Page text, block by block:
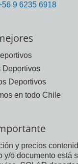
9 6235 6918
Deportivos
Deportivos
en todo Chile
y precios
y/o documento está